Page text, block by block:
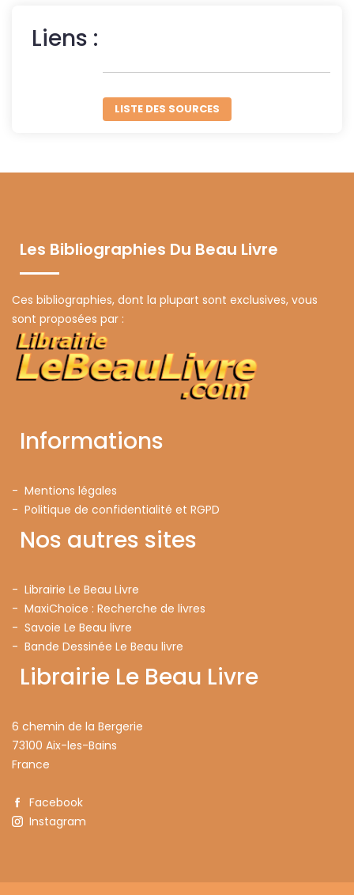
Liens :
LISTE DES SOURCES
Les Bibliographies Du Beau Livre
Ces bibliographies, dont la plupart sont exclusives, vous
sont proposées par :
Informations
- Mentions légales
- Politique de confidentialité et RGPD
Nos autres sites
- Librairie Le Beau Livre
- MaxiChoice : Recherche de livres
- Savoie Le Beau livre
- Bande Dessinée Le Beau livre
Librairie Le Beau Livre
6 chemin de la Bergerie
73100 Aix-les-Bains
France
Facebook
Instagram